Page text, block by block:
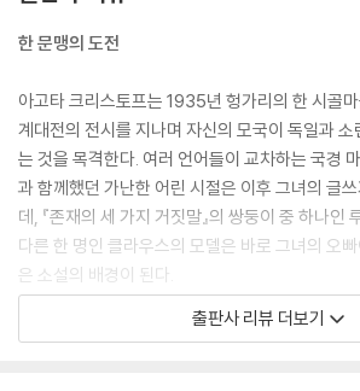
한 문맹의 도전
아고타 크리스토프는 1935년 헝가리의 한 시골
계대전의 전시를 지나며 자신의 모국이 독일과
는 것을 목격한다. 여러 언어들이 교차하는 국경
과 함께했던 가난한 어린 시절은 이후 그녀의 글
데, 『존재의 세 가지 거짓말』의 쌍둥이 중 하나인
다른 한 명인 클라우스의 모델은 바로 그녀의 오
은 소설의 배경이 된다.
열아홉 살에 결혼해, 스물한 살에 아이의 엄마가
출판사 리뷰 더보기